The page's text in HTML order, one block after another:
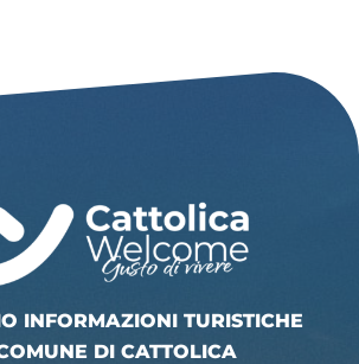
INFORMAZIONI TURISTICHE
DI CATTOLICA